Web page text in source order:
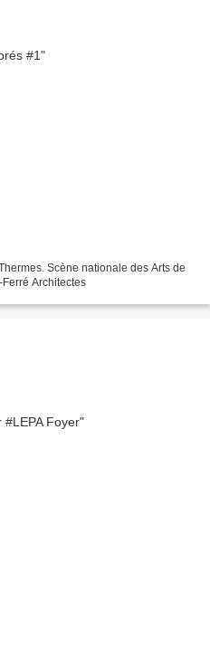
Scène nationale des Arts de
Architectes